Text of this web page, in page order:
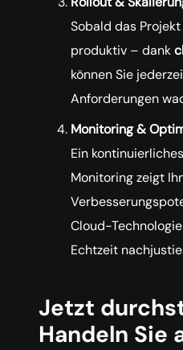
Sobald das
produktiv – dank
können Sie
Anforderungen
Monitoring &
Ein
Monitoring zeigt
Cloud-
Echtzeit
Jetzt
Handeln Sie